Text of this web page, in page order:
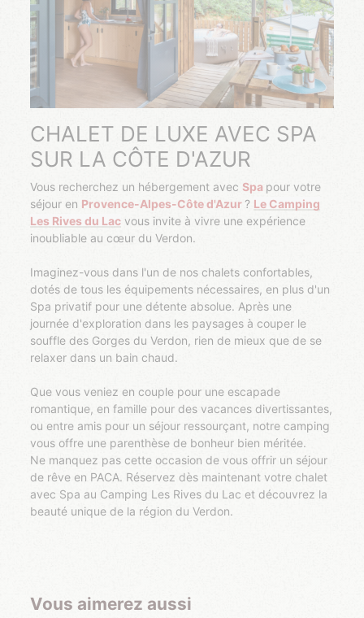
CHALET DE LUXE AVEC SPA
SUR LA CÔTE D'AZUR
Vous recherchez un hébergement avec Spa pour votre
séjour en Provence-Alpes-Côte d'Azur ? Le Camping
Les Rives du Lac vous invite à vivre une expérience
inoubliable au cœur du Verdon.
Imaginez-vous dans l'un de nos chalets confortables,
dotés de tous les équipements nécessaires, en plus d'un
Spa privatif pour une détente absolue. Après une
journée d'exploration dans les paysages à couper le
souffle des Gorges du Verdon, rien de mieux que de se
relaxer dans un bain chaud.
Que vous veniez en couple pour une escapade
romantique, en famille pour des vacances divertissantes,
ou entre amis pour un séjour ressourçant, notre camping
vous offre une parenthèse de bonheur bien méritée.
Ne manquez pas cette occasion de vous offrir un séjour
de rêve en PACA. Réservez dès maintenant votre chalet
avec Spa au Camping Les Rives du Lac et découvrez la
beauté unique de la région du Verdon.
Vous aimerez aussi